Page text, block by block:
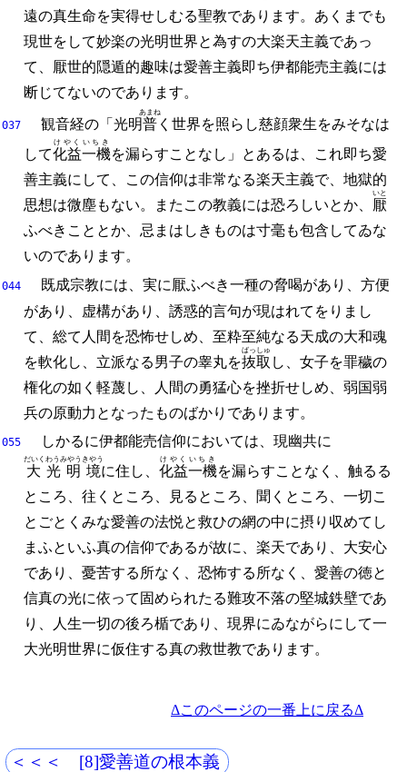
遠の真生命を実得せしむる聖教であります。 あくまでも
現世をして妙楽の光明世界と為すの大楽天主義であっ
て、 厭世的隠遁的趣味は愛善主義即ち伊都能売主義には
断じてないのであります。
037 観音経の「光明普
あまね
く世界を照らし慈顔衆生をみそなは
して化益一機
けやくいちき
を漏らすことなし」とあるは、
これ即ち愛
善主義にして、
この信仰は非常なる楽天主義で、 地獄的
思想は微塵もない。
またこの教義には恐ろしいとか、 厭
いと
ふべきこととか、 忌まはしきものは寸毫も包含してゐな
いのであります。
044 既成宗教には、実に厭ふべき一種の脅喝があり、方便
があり、
虚構があり、 誘惑的言句が現はれてをりまし
て、 総て人間を恐怖せしめ、 至粋至純なる天成の大和魂
を軟化し、 立派なる男子の睾丸を抜取
ばっしゅ
し、 女子を罪穢の
権化の如く軽蔑し、
人間の勇猛心を挫折せしめ、 弱国弱
兵の原動力となったものばかりであります。
055 しかるに伊都能売信仰においては、現幽共に
大光明境
だいくわうみやうきやう
に住し、 化益一機
けやくいちき
を漏らすことなく、 触るる
ところ、 往くところ、 見るところ、 聞くところ、 一切こ
とごとくみな愛善の法悦と救ひの網の中に摂り収めてし
まふといふ真の信仰であるが故に、 楽天であり、 大安心
であり、 憂苦する所なく、 恐怖する所なく、 愛善の徳と
信真の光に依って固められたる難攻不落の堅城鉄壁であ
り、
人生一切の後ろ楯であり、 現界にゐながらにして一
大光明世界に仮住する真の救世教であります。
Δこのページの一番上に戻るΔ
＜＜＜ [8]愛善道の根本義